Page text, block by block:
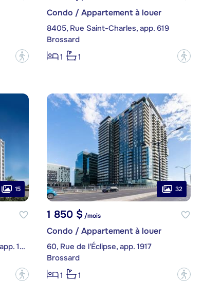
?
Condo / Appartement à louer
8405, Rue Saint-Charles, app. 619
Brossard
1
1 ?
15
8355, boulevard Saint-Laurent, app. 1103
?
32
1 850 $/mois
Condo / Appartement à louer
60, Rue de l'Éclipse, app. 1917
Brossard
1
1 ?